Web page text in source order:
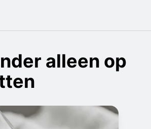
alleen op